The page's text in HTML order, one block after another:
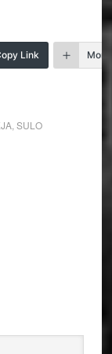
Link More
, SULO